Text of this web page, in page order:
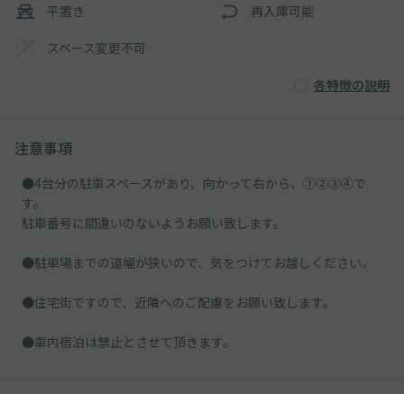
平置き 再入庫可能
スペース変更不可
各特徴の説明
注意事項
●4台分の駐車スペースがあり、向かって右から、①②③④で
す。
駐車番号に間違いのないようお願い致します。
●駐車場までの道幅が狭いので、気をつけてお越しください。
●住宅街ですので、近隣へのご配慮をお願い致します。
●車内宿泊は禁止とさせて頂きます。